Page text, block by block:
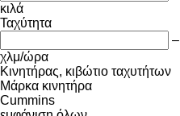
κιλά
Ταχύτητα
–
χλμ/ώρα
Κινητήρας, κιβώτιο ταχυτήτων
Μάρκα κινητήρα
Cummins